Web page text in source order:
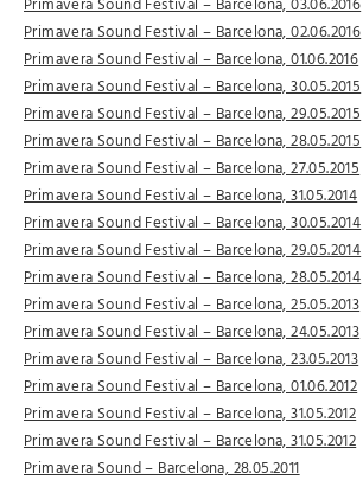
Primavera Sound Festival – Barcelona, 02.06.2016
Primavera Sound Festival – Barcelona, 01.06.2016
Primavera Sound Festival – Barcelona, 30.05.2015
Primavera Sound Festival – Barcelona, 29.05.2015
Primavera Sound Festival – Barcelona, 28.05.2015
Primavera Sound Festival – Barcelona, 27.05.2015
Primavera Sound Festival – Barcelona, 31.05.2014
Primavera Sound Festival – Barcelona, 30.05.2014
Primavera Sound Festival – Barcelona, 29.05.2014
Primavera Sound Festival – Barcelona, 28.05.2014
Primavera Sound Festival – Barcelona, 25.05.2013
Primavera Sound Festival – Barcelona, 24.05.2013
Primavera Sound Festival – Barcelona, 23.05.2013
Primavera Sound Festival – Barcelona, 01.06.2012
Primavera Sound Festival – Barcelona, 31.05.2012
Primavera Sound Festival – Barcelona, 31.05.2012
Primavera Sound – Barcelona, 28.05.2011